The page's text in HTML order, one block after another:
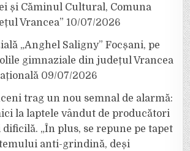
și Căminul Cultural, Comuna
Vrancea” 10/07/2026
„Anghel Saligny” Focșani, pe
gimnaziale din județul Vrancea
09/07/2026
trag un nou semnal de alarmă:
la laptele vândut de producători
„În plus, se repune pe tapet
anti-grindină, deși